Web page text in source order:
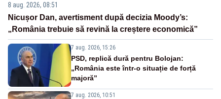
8 aug. 2026, 08:51
Nicușor Dan, avertisment după decizia Moody’s:
„România trebuie să revină la creștere economică”
7 aug. 2026, 15:26
PSD, replică dură pentru Bolojan:
„România este într-o situație de forță
majoră”
7 aug. 2026, 10:51